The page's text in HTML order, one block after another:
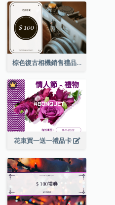
棕色復古相機銷售禮品卡
花束買一送一禮品卡